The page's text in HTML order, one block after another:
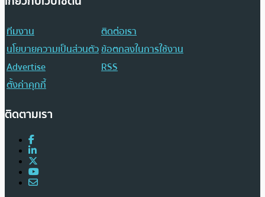
ทีมงาน
ติดต่อเรา
นโยบายความเป็นส่วนตัวข้อตกลงในการใช้งาน
Advertise
RSS
ตั้งค่าคุกกี้
ติดตามเรา